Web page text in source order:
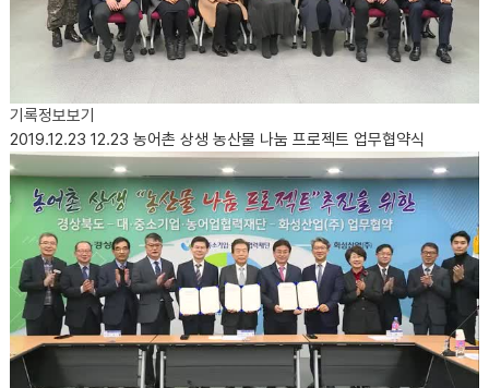
기록정보보기
2019.12.23 12.23 농어촌 상생 농산물 나눔 프로젝트 업무협약식